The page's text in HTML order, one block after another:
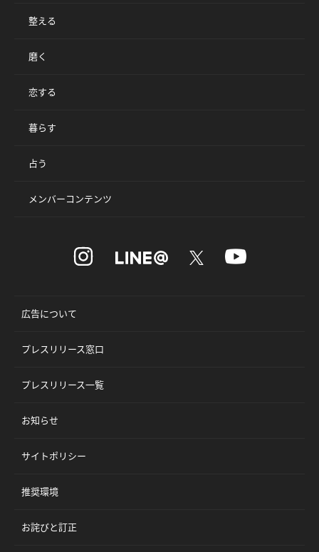
整える
磨く
恋する
暮らす
占う
メンバーコンテンツ
広告について
プレスリリース窓口
プレスリリース一覧
お知らせ
サイトポリシー
推奨環境
お詫びと訂正